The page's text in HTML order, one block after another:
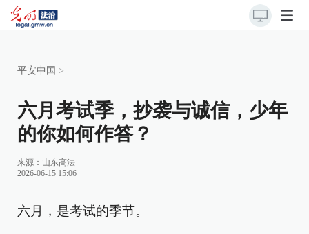
平安中国 >
六月考试季，抄袭与诚信，少年
的你如何作答？
来源： 山东高法
2026-06-15 15:06
六月，是考试的季节。